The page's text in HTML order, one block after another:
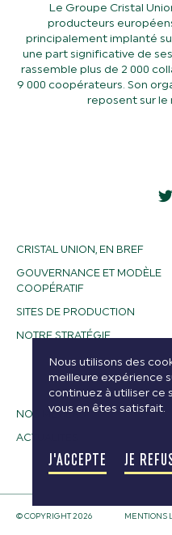
Le Groupe Cristal
producteurs
principalement implanté
une part significative de
rassemble plus de 2 000
9 000 coopérateurs. Son
reposent sur
CRISTAL UNION, EN BREF
GOUVERNANCE ET MODÈLE
COOPÉRATIF
SITES DE PRODUCTION
NOTRE STRATÉGIE
NOS MÉTIERS
ACTUALITÉS
© COPYRIGHT 2026 MENTIONS
Nous utilisons des
meilleure expérience
continuez à utiliser ce
vous en êtes satisfait.
J'ACCEPTE JE